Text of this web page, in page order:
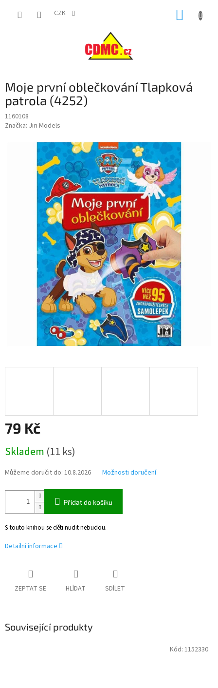
CZK
Moje první oblečkování Tlapková
patrola (4252)
1160108
Značka: Jiri Models
79 Kč
cena:
Skladem (11 ks)
Můžeme doručit do: 10.8.2026 Možnosti doručení
Přidat do košíku
S touto knihou se děti nudit nebudou.
Detailní informace
ZEPTAT SE HLÍDAT SDÍLET
Související produkty
Kód: 1152330